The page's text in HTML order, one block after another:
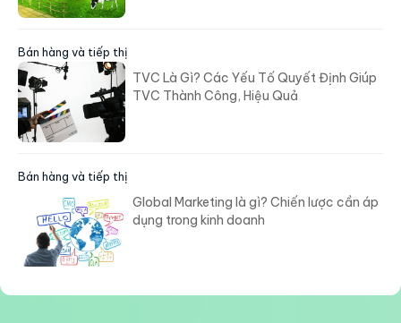
Bán hàng và tiếp thị
TVC Là Gì? Các Yếu Tố Quyết Định Giúp
TVC Thành Công, Hiệu Quả
Bán hàng và tiếp thị
Global Marketing là gì? Chiến lược cần áp
dụng trong kinh doanh